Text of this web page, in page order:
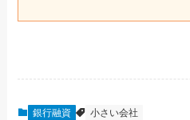
銀行融資 小さい会社